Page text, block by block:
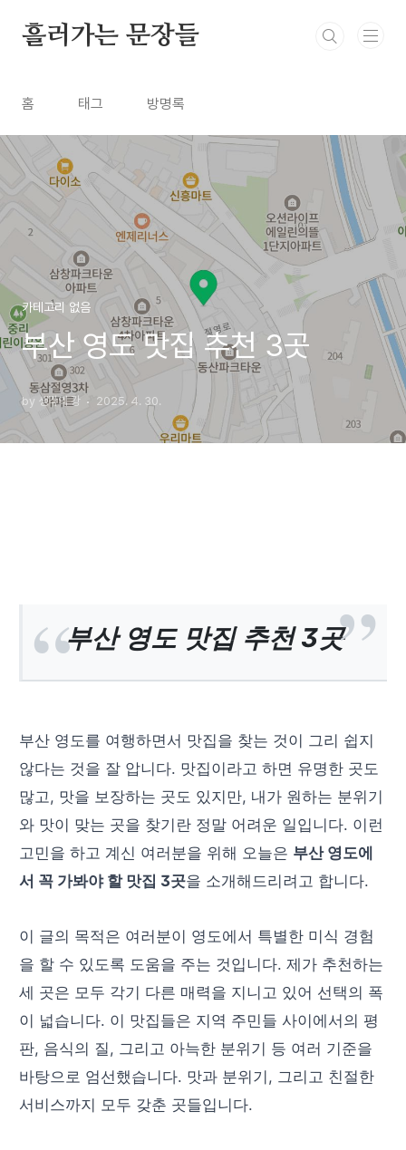
흘러가는 문장들
홈 태그 방명록
카테고리 없음
부산 영도 맛집 추천 3곳
by 생각의 강 2025. 4. 30.
부산 영도 맛집 추천 3곳
부산 영도를 여행하면서 맛집을 찾는 것이 그리 쉽지
않다는 것을 잘 압니다. 맛집이라고 하면 유명한 곳도
많고, 맛을 보장하는 곳도 있지만, 내가 원하는 분위기
와 맛이 맞는 곳을 찾기란 정말 어려운 일입니다. 이런
고민을 하고 계신 여러분을 위해 오늘은 부산 영도에
서 꼭 가봐야 할 맛집 3곳을 소개해드리려고 합니다.
이 글의 목적은 여러분이 영도에서 특별한 미식 경험
을 할 수 있도록 도움을 주는 것입니다. 제가 추천하는
세 곳은 모두 각기 다른 매력을 지니고 있어 선택의 폭
이 넓습니다. 이 맛집들은 지역 주민들 사이에서의 평
판, 음식의 질, 그리고 아늑한 분위기 등 여러 기준을
바탕으로 엄선했습니다. 맛과 분위기, 그리고 친절한
서비스까지 모두 갖춘 곳들입니다.